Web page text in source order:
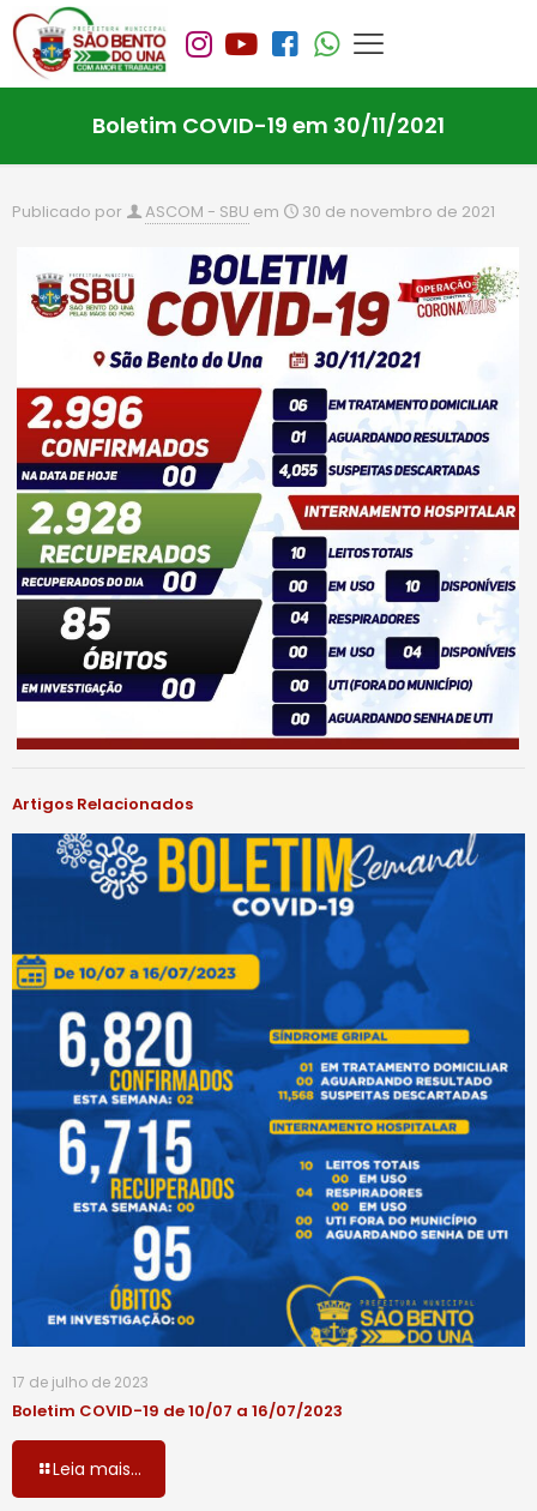
Boletim COVID-19 em 30/11/2021
Publicado por ASCOM - SBU em 30 de novembro de 2021
Artigos Relacionados
17 de julho de 2023
Boletim COVID-19 de 10/07 a 16/07/2023
Leia mais...